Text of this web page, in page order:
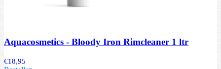
Aquacosmetics - Bloody Iron Rimcleaner 1 ltr
€18,95